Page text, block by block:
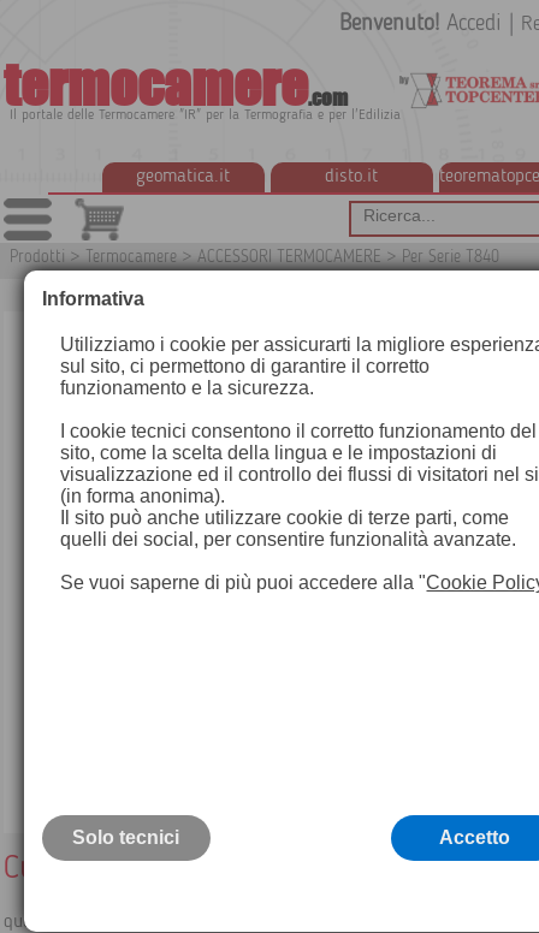
termocamere.com
Il portale delle Termocamere "IR" per la Termografia e per l'Edilizia
geomatica.it disto.it
Benvenuto! Accedi
Prodotti > Termocamere > ACCESSORI TERMOCAMERE > Per Serie T840
Custodia per lenti
questa custodia può contenere una lente 14° 24° o 42°
Informativa
Utilizziamo i cookie per assicurarti la migliore
sul sito, ci permettono di garantire il corretto
funzionamento e la sicurezza.
I cookie tecnici consentono il corretto funzionamento del
sito, come la scelta della lingua e le impostazioni di
visualizzazione ed il controllo dei flussi di visitatori nel
(in forma anonima).
Il sito può anche utilizzare cookie di terze parti, come
quelli dei social, per consentire funzionalità avanzate.
Se vuoi saperne di più puoi accedere alla "Cookie
Solo tecnici Accetto